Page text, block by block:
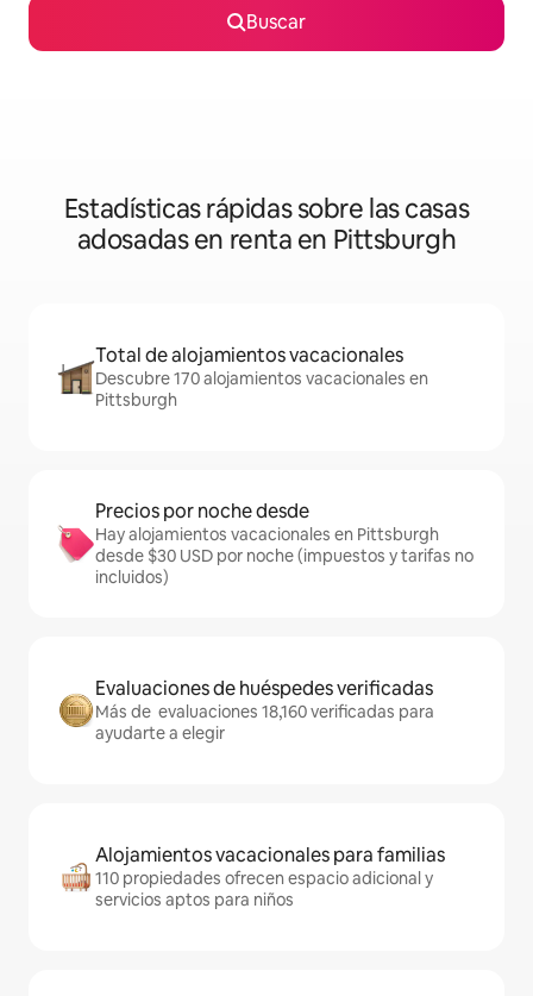
Buscar
Estadísticas rápidas sobre las casas
adosadas en renta en Pittsburgh
Total de alojamientos vacacionales
Descubre 170 alojamientos vacacionales en
Pittsburgh
Precios por noche desde
Hay alojamientos vacacionales en Pittsburgh
desde $30 USD por noche (impuestos y tarifas no
incluidos)
Evaluaciones de huéspedes verificadas
Más de evaluaciones 18,160 verificadas para
ayudarte a elegir
Alojamientos vacacionales para familias
110 propiedades ofrecen espacio adicional y
servicios aptos para niños